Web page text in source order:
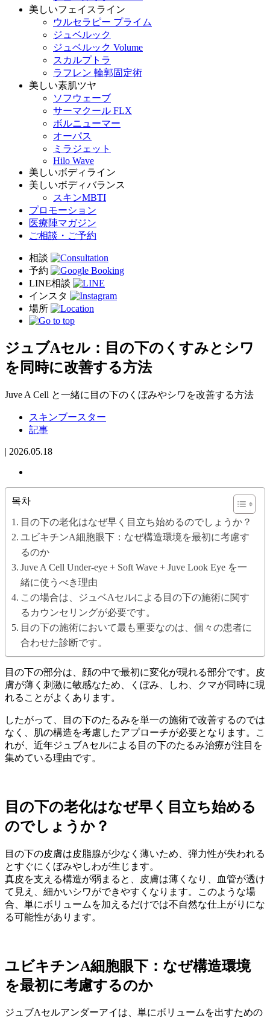
美しいフェイスライン
ウルセラピー プライム
ジュベルック
ジュベルック Volume
スカルプトラ
ラフレン 輪郭固定術
美しい素肌ツヤ
ソフウェーブ
サーマクール FLX
ボルニューマー
オーパス
ミラジェット
Hilo Wave
美しいボディライン
美しいボディバランス
スキンMBTI
プロモーション
医療陣マガジン
ご相談・ご予約
ジュブAセル：目の下のくすみとシワ
を同時に改善する方法
Juve A Cell と一緒に目の下のくぼみやシワを改善する方法
スキンブースター
記事
| 2026.05.18
목차
目の下の老化はなぜ早く目立ち始めるのでしょうか？
ユビキチンA細胞眼下：なぜ構造環境を最初に考慮す
るのか
Juve A Cell Under-eye + Soft Wave + Juve Look Eye を一
緒に使うべき理由
この場合は、ジュベAセルによる目の下の施術に関す
るカウンセリングが必要です。
目の下の施術において最も重要なのは、個々の患者に
合わせた診断です。
目の下の部分は、顔の中で最初に変化が現れる部分です。皮
膚が薄く刺激に敏感なため、くぼみ、しわ、クマが同時に現
れることがよくあります。
したがって、目の下のたるみを単一の施術で改善するのでは
なく、肌の構造を考慮したアプローチが必要となります。こ
れが、近年ジュブAセルによる目の下のたるみ治療が注目を
集めている理由です。
目の下の老化はなぜ早く目立ち始める
のでしょうか？
目の下の皮膚は皮脂腺が少なく薄いため、弾力性が失われる
とすぐにくぼみやしわが生じます。
真皮を支える構造が弱まると、皮膚は薄くなり、血管が透け
て見え、細かいシワができやすくなります。このような場
合、単にボリュームを加えるだけでは不自然な仕上がりにな
る可能性があります。
ユビキチンA細胞眼下：なぜ構造環境
を最初に考慮するのか
ジュブAセルアンダーアイは、単にボリュームを出すための